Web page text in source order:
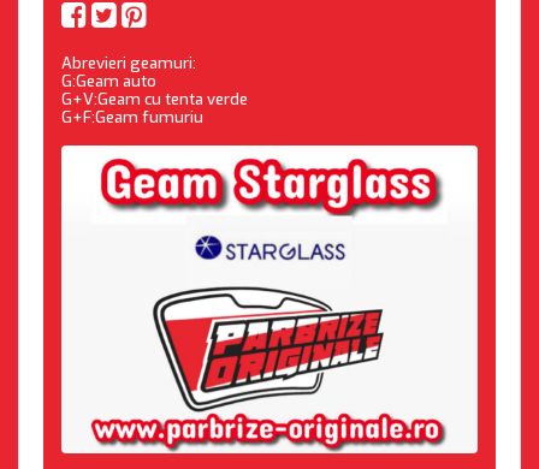
Abrevieri geamuri:
G:Geam auto
G+V:Geam cu tenta verde
G+F:Geam fumuriu